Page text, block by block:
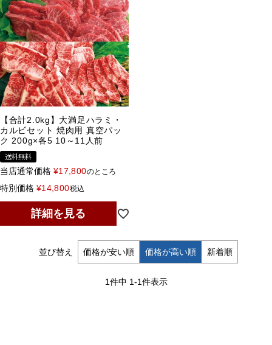
【合計2.0kg】大満足ハラミ・
カルビセット 焼肉用 真空パッ
ク 200g×各5 10～11人前
送料無料
当店通常価格 ¥17,800のところ
特別価格 ¥14,800税込
詳細を見る
並び替え 価格が安い順 価格が高い順 新着順
1件中 1-1件表示